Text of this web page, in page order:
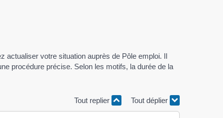
actualiser votre situation auprès de Pôle emploi. Il
procédure précise. Selon les motifs, la durée de la
Tout replier Tout déplier